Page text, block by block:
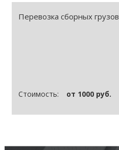
Перевозка сборных грузов
Стоимость: от 1000 руб.